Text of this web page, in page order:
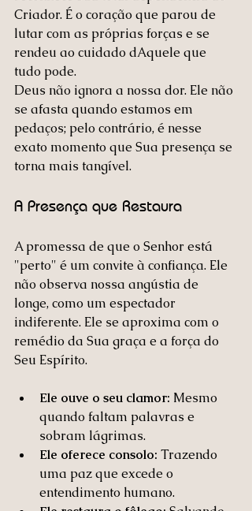
Criador. É o coração que parou de
lutar com as próprias forças e se
rendeu ao cuidado dAquele que
tudo pode.
Deus não ignora a nossa dor. Ele não
se afasta quando estamos em
pedaços; pelo contrário, é nesse
exato momento que Sua presença se
torna mais tangível.
A Presença que Restaura
A promessa de que o Senhor está
"perto" é um convite à confiança. Ele
não observa nossa angústia de
longe, como um espectador
indiferente. Ele se aproxima com o
remédio da Sua graça e a força do
Seu Espírito.
Ele ouve o seu clamor: Mesmo
quando faltam palavras e
sobram lágrimas.
Ele oferece consolo: Trazendo
uma paz que excede o
entendimento humano.